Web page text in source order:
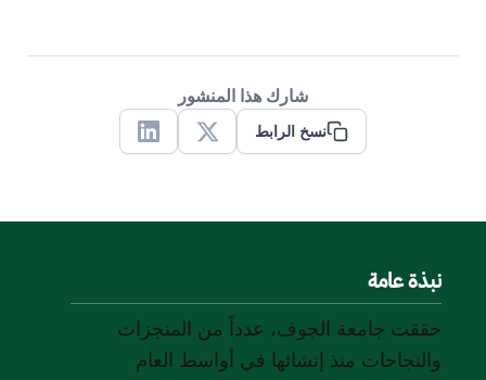
شارك هذا المنشور
نسخ الرابط
X
Linkedin
نبذة عامة
حققت جامعة الجوف، عدداً من المنجزات
والنجاحات منذ إنشائها في أواسط العام